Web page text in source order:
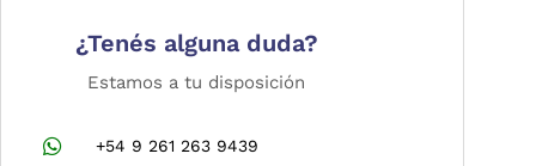
¿Tenés alguna duda?
Estamos a tu disposición
+54 9 261 263 9439